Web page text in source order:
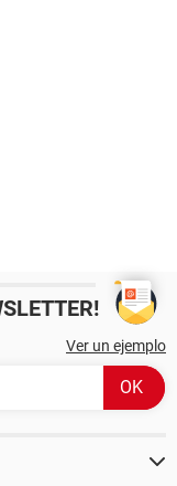
Ver un ejemplo